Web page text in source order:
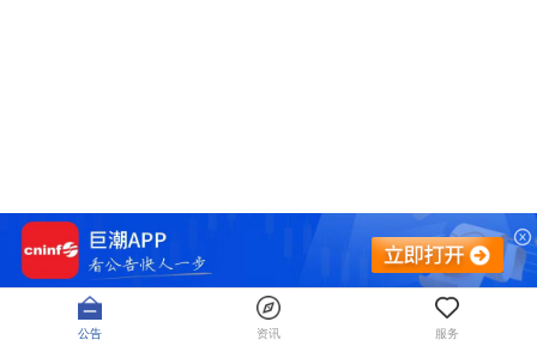
公告 资讯 服务